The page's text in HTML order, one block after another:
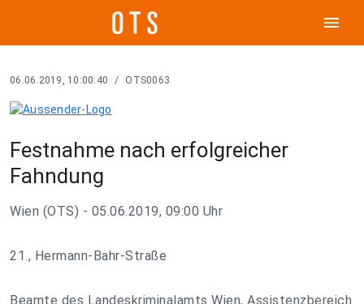
menu
06.06.2019, 10:00:40 / OTS0063
Festnahme nach erfolgreicher
Fahndung
Wien (OTS) - 05.06.2019, 09:00 Uhr
21., Hermann-Bahr-Straße
Beamte des Landeskriminalamts Wien, Assistenzbereich